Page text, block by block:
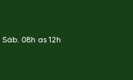
08h as 12h